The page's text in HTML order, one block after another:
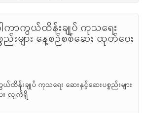
ဂါကာကွယ်ထိန်းချုပ် ကုသရေး
ည်းများ နေ့စဉ်စစ်ဆေး ထုတ်ပေး
ယ်ထိန်းချုပ် ကုသရေး ဆေးနှင့်ဆေးပစ္စည်းများ
လျက်ရှိ